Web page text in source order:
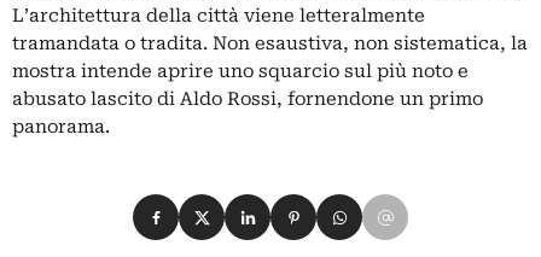
L’architettura della città viene letteralmente
tramandata o tradita. Non esaustiva, non sistematica, la
mostra intende aprire uno squarcio sul più noto e
abusato lascito di Aldo Rossi, fornendone un primo
panorama.
Condividi su Facebook
Condividi su X
Condividi su LinkedIn
Condividi su Pinterest
Condividi su WhatsApp
Condividi su Email